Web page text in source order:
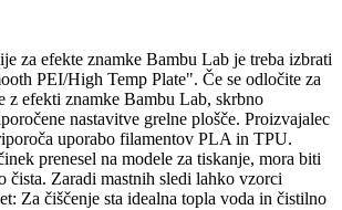
za efekte znamke Bambu Lab je treba izbrati
PEI/High Temp Plate". Če se odločite za
z efekti znamke Bambu Lab, skrbno
nastavitve grelne plošče. Proizvajalec
uporabo filamentov PLA in TPU.
prenesel na modele za tiskanje, mora biti
čista. Zaradi mastnih sledi lahko vzorci
Za čiščenje sta idealna topla voda in čistilno